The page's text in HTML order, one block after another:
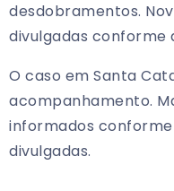
desdobramentos.
divulgadas conforme
O caso em Santa
acompanhamento.
informados
divulgadas.